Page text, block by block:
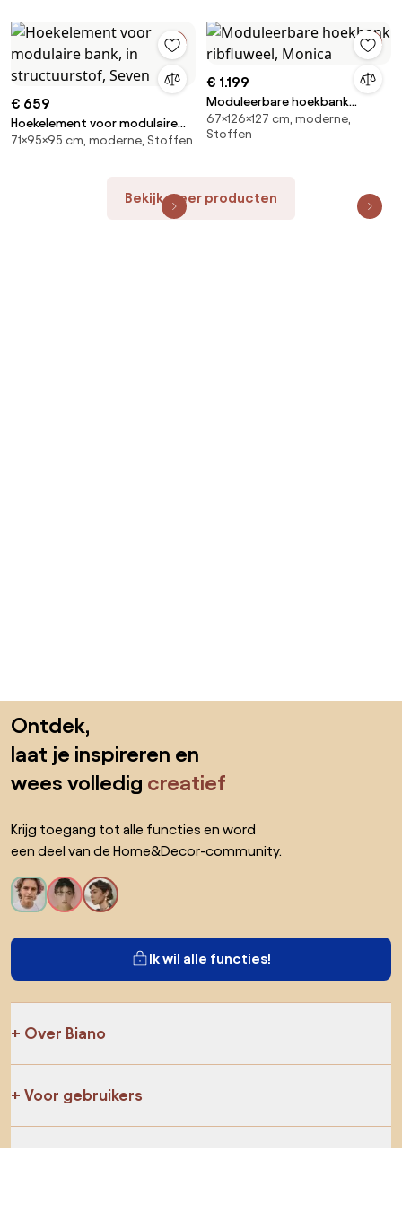
€ 659
Hoekelement voor modulaire
bank, in structuurstof, Seven
71×95×95 cm, moderne, Stoffen
€ 1.199
Moduleerbare hoekbank
ribfluweel, Monica
67×126×127 cm, moderne,
Stoffen
Bekijk meer producten
Ontdek,
laat je inspireren en
wees volledig creatief
Krijg toegang tot alle functies en word
een deel van de Home&Decor-community.
Ik wil alle functies!
Over Biano
Voor gebruikers